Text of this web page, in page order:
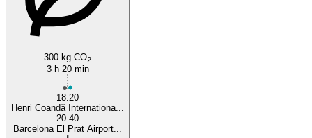
300 kg CO2
3 h 20 min
18:20
Henri Coandă Internationa...
20:40
Barcelona El Prat Airport...